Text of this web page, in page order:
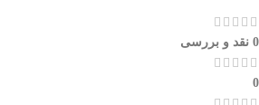
0 نقد و بررسی
0